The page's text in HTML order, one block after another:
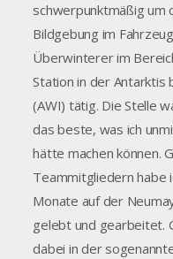
schwerpunktmäßig um
Bildgebung im
Überwinterer im
Station in der
(AWI) tätig. Die Stelle
das beste, was ich
hätte machen können.
Teammitgliedern habe
Monate auf der
gelebt und gearbeitet.
dabei in der